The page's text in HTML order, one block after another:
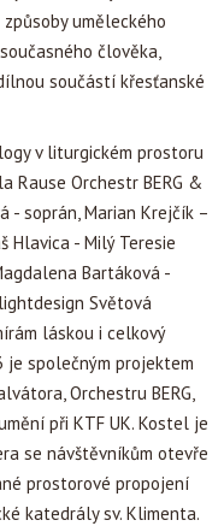
uměleckého
člověka,
součástí křesťanské
v liturgickém prostoru
Rause Orchestr BERG &
- soprán, Marian Krejčík –
Hlavica - Milý Teresie
Bartáková -
Světová
láskou i celkový
společným projektem
Orchestru BERG,
při KTF UK. Kostel je
se návštěvníkům otevře
prostorové propojení
katedrály sv. Klimenta.